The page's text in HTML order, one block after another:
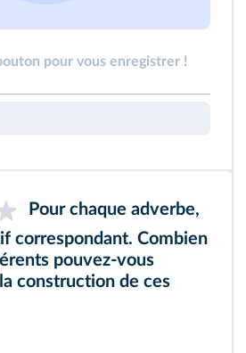
pour vous enregistrer !
Pour chaque adverbe,
correspondant. Combien
pouvez-vous
construction de ces